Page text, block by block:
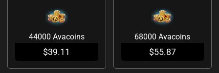
44000 Avacoins
$39.11
68000 Avacoins
$55.87